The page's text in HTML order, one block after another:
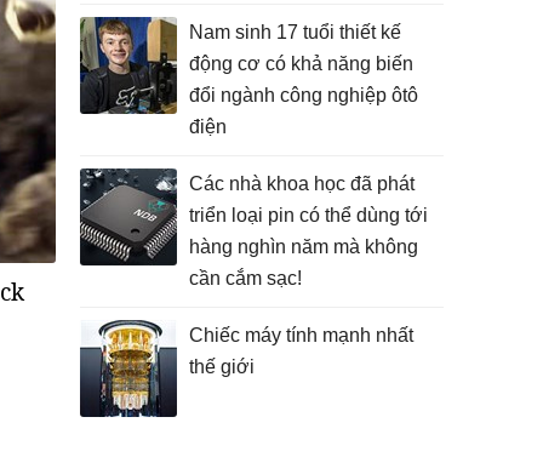
Nam sinh 17 tuổi thiết kế
động cơ có khả năng biến
đổi ngành công nghiệp ôtô
điện
Các nhà khoa học đã phát
triển loại pin có thể dùng tới
hàng nghìn năm mà không
cần cắm sạc!
Chiếc máy tính mạnh nhất
thế giới